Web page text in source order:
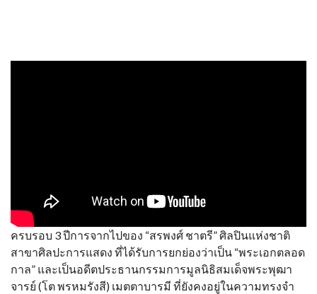
ครบรอบ 3 ปีการจากไปของ “สรพงศ์ ชาตรี” ศิลปินแห่งชาติ
สาขาศิลปะการแสดง ที่ได้รับการยกย่องว่าเป็น “พระเอกตลอด
กาล” และเป็นอดีตประธานกรรมการมูลนิธิสมเด็จพระพุฒา
จารย์ (โต พรหมรังสี) เมตตาบารมี ที่ยังคงอยู่ในความทรงจำ